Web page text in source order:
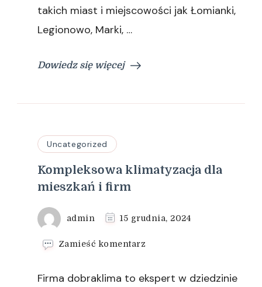
takich miast i miejscowości jak Łomianki,
Legionowo, Marki, …
Dowiedz się więcej
Uncategorized
Kompleksowa klimatyzacja dla
mieszkań i firm
admin 15 grudnia, 2024
Zamieść komentarz
klimatyzacja
Firma dobraklima to ekspert w dziedzinie